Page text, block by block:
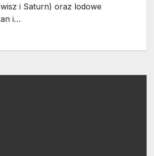
i Saturn) oraz lodowe
i…